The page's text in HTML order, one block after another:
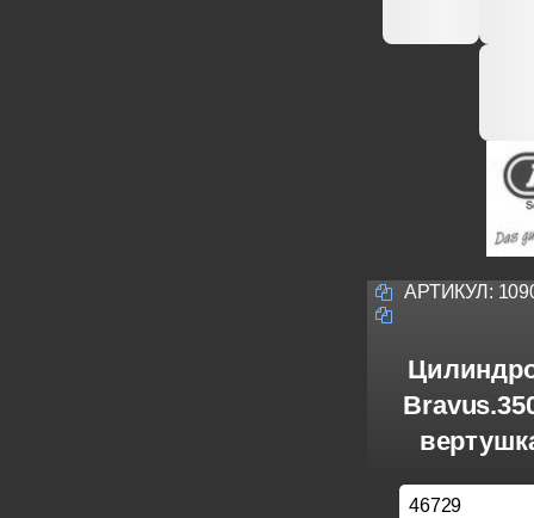
АРТИКУЛ:
46729